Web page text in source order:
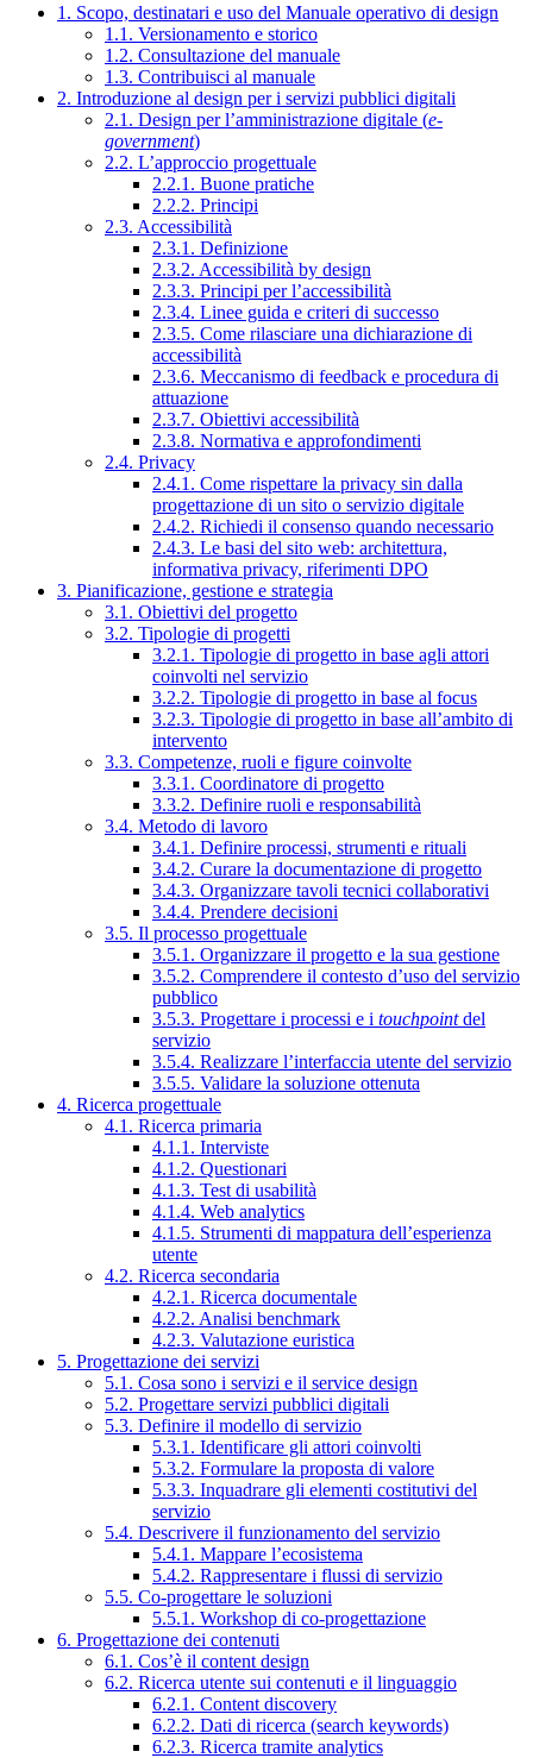
1. Scopo, destinatari e uso del Manuale operativo di design
1.1. Versionamento e storico
1.2. Consultazione del manuale
1.3. Contribuisci al manuale
2. Introduzione al design per i servizi pubblici digitali
2.1. Design per l’amministrazione digitale (e-
government)
2.2. L’approccio progettuale
2.2.1. Buone pratiche
2.2.2. Principi
2.3. Accessibilità
2.3.1. Definizione
2.3.2. Accessibilità by design
2.3.3. Principi per l’accessibilità
2.3.4. Linee guida e criteri di successo
2.3.5. Come rilasciare una dichiarazione di
accessibilità
2.3.6. Meccanismo di feedback e procedura di
attuazione
2.3.7. Obiettivi accessibilità
2.3.8. Normativa e approfondimenti
2.4. Privacy
2.4.1. Come rispettare la privacy sin dalla
progettazione di un sito o servizio digitale
2.4.2. Richiedi il consenso quando necessario
2.4.3. Le basi del sito web: architettura,
informativa privacy, riferimenti DPO
3. Pianificazione, gestione e strategia
3.1. Obiettivi del progetto
3.2. Tipologie di progetti
3.2.1. Tipologie di progetto in base agli attori
coinvolti nel servizio
3.2.2. Tipologie di progetto in base al focus
3.2.3. Tipologie di progetto in base all’ambito di
intervento
3.3. Competenze, ruoli e figure coinvolte
3.3.1. Coordinatore di progetto
3.3.2. Definire ruoli e responsabilità
3.4. Metodo di lavoro
3.4.1. Definire processi, strumenti e rituali
3.4.2. Curare la documentazione di progetto
3.4.3. Organizzare tavoli tecnici collaborativi
3.4.4. Prendere decisioni
3.5. Il processo progettuale
3.5.1. Organizzare il progetto e la sua gestione
3.5.2. Comprendere il contesto d’uso del servizio
pubblico
3.5.3. Progettare i processi e i touchpointdel
servizio
3.5.4. Realizzare l’interfaccia utente del servizio
3.5.5. Validare la soluzione ottenuta
4. Ricerca progettuale
4.1. Ricerca primaria
4.1.1. Interviste
4.1.2. Questionari
4.1.3. Test di usabilità
4.1.4. Web analytics
4.1.5. Strumenti di mappatura dell’esperienza
utente
4.2. Ricerca secondaria
4.2.1. Ricerca documentale
4.2.2. Analisi benchmark
4.2.3. Valutazione euristica
5. Progettazione dei servizi
5.1. Cosa sono i servizi e il service design
5.2. Progettare servizi pubblici digitali
5.3. Definire il modello di servizio
5.3.1. Identificare gli attori coinvolti
5.3.2. Formulare la proposta di valore
5.3.3. Inquadrare gli elementi costitutivi del
servizio
5.4. Descrivere il funzionamento del servizio
5.4.1. Mappare l’ecosistema
5.4.2. Rappresentare i flussi di servizio
5.5. Co-progettare le soluzioni
5.5.1. Workshop di co-progettazione
6. Progettazione dei contenuti
6.1. Cos’è il content design
6.2. Ricerca utente sui contenuti e il linguaggio
6.2.1. Content discovery
6.2.2. Dati di ricerca (search keywords)
6.2.3. Ricerca tramite analytics